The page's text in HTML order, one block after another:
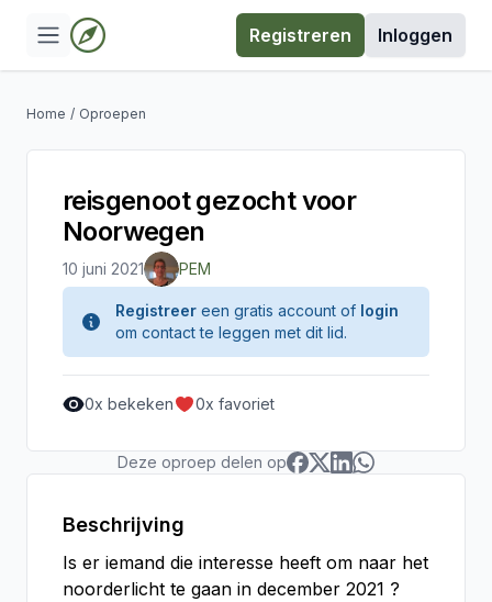
Registreren Inloggen
Home / Oproepen
reisgenoot gezocht voor
Noorwegen
10 juni 2021 PEM
Registreer een gratis account of login
om contact te leggen met dit lid.
0x bekeken 0x favoriet
Deze oproep delen op
Beschrijving
Is er iemand die interesse heeft om naar het
noorderlicht te gaan in december 2021 ?